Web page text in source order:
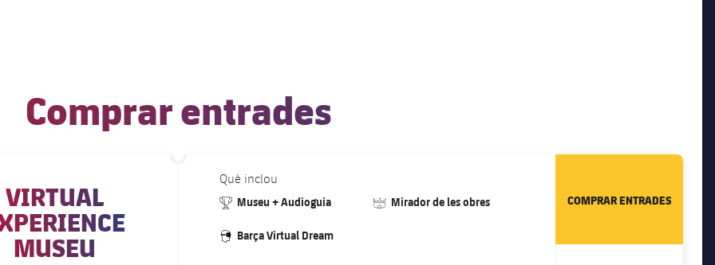
Comprar entrades
VIRTUAL
MUSEU
Què inclou
#trophy
Museu + Audioguia #stadium
Mirador de les obres
#vr
Barça Virtual Dream
COMPRAR ENTRADES